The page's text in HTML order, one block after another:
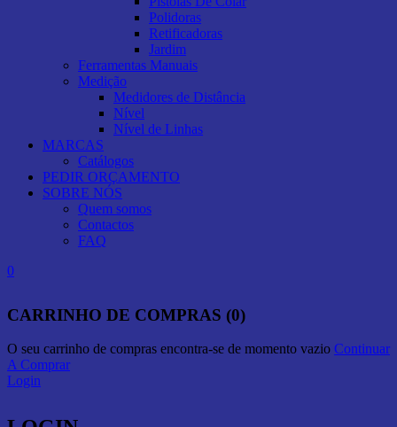
Polidoras
Retificadoras
Jardim
Ferramentas Manuais
Medição
Medidores de Distância
Nível
Nível de Linhas
MARCAS
Catálogos
PEDIR ORÇAMENTO
SOBRE NÓS
Quem somos
Contactos
FAQ
0
CARRINHO DE COMPRAS (0)
O seu carrinho de compras encontra-se de momento vazio Continuar
A Comprar
Login